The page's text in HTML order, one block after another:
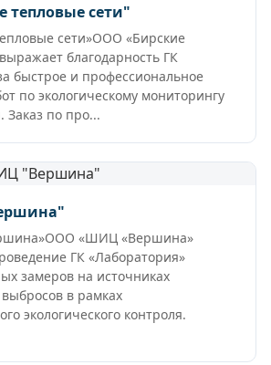
тепловые сети"
сети»ООО «Бирские
благодарность ГК
быстрое и профессиональное
по экологическому мониторингу
Заказ по про...
«ШИЦ «Вершина»
ГК «Лаборатория»
замеров на источниках
в рамках
экологического контроля.